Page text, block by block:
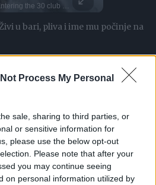
Process My Personal
sale, sharing to third parties, or
or sensitive information for
please use the below opt-out
Please note that after your
you may continue seeing
on personal information utilized by
u bari, pliva i ime mu počinje na
, a većina roditelja složiće se sa
zadatak djeluje logično, pa
priznaje vrste riba.